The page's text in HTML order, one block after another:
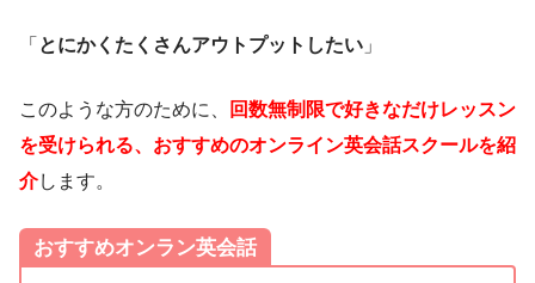
「 とにかくたくさんアウトプットしたい 」
このような方のために、
回数無制限で好きなだけレッスン
を受けられる、おすすめのオンライン英会話スクールを紹
介します。
おすすめオンラン英会話